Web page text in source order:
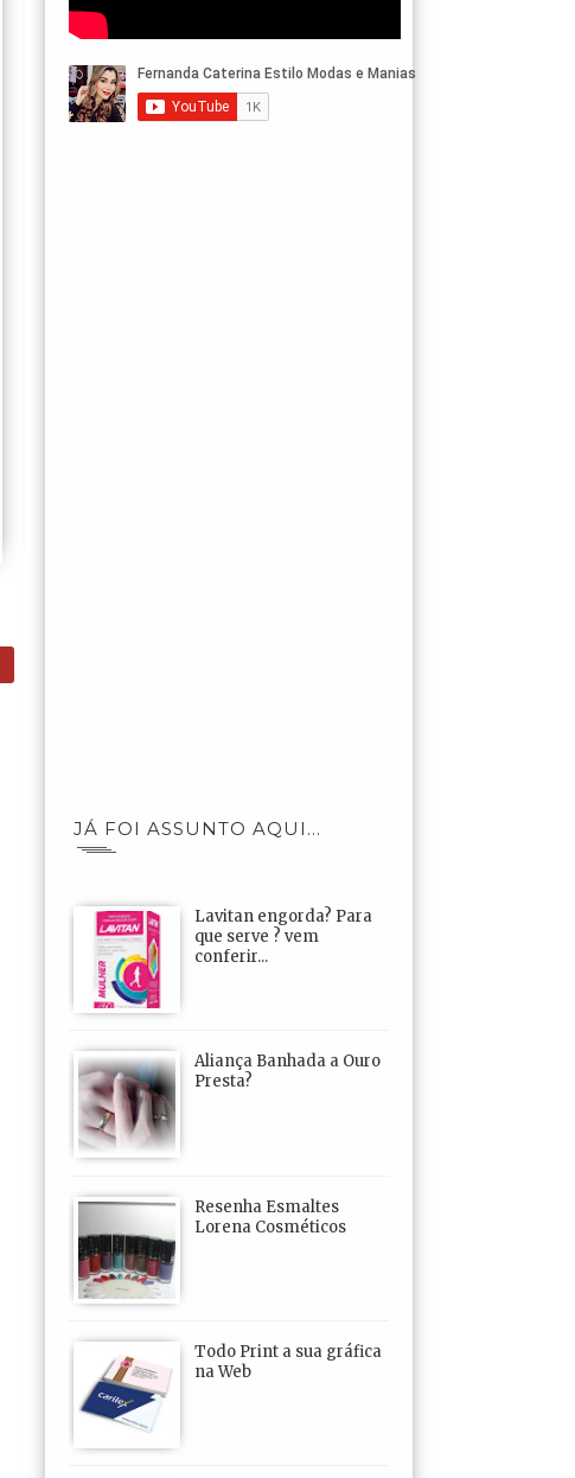
JÁ FOI ASSUNTO AQUI...
Lavitan engorda? Para
que serve ? vem
conferir...
Aliança Banhada a Ouro
Presta?
Resenha Esmaltes
Lorena Cosméticos
Todo Print a sua gráfica
na Web